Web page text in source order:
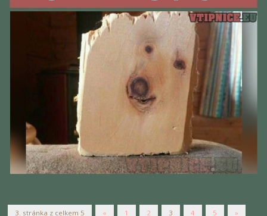
3. stránka z celkem 5 « 1 2 3 4 5 »